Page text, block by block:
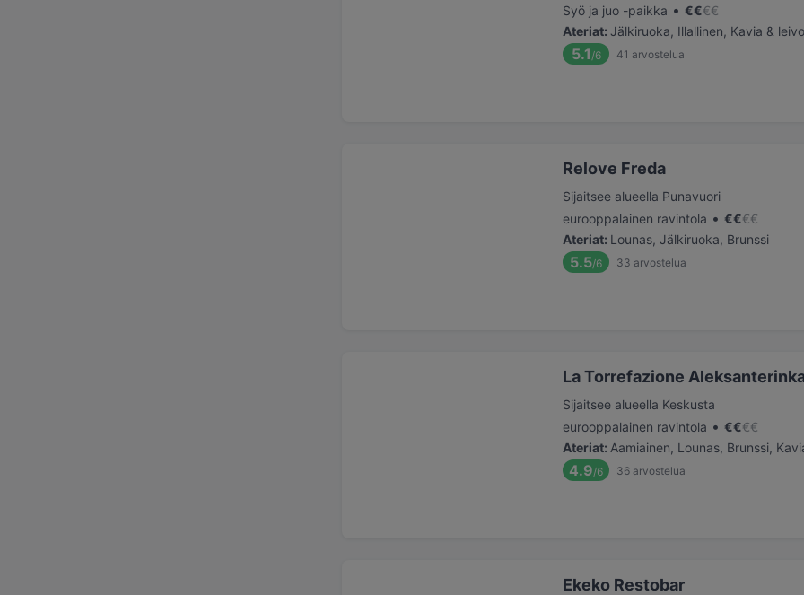
Syö ja juo -paikka • €€€€
Ateriat: Jälkiruoka, Illallinen, Kavia &
5.1 /6 41 arvostelua
Relove Freda
Sijaitsee alueella Punavuori
eurooppalainen ravintola • €€€€
Ateriat: Lounas, Jälkiruoka, Brunssi
5.5/6 33 arvostelua
La Torrefazione
Sijaitsee alueella Keskusta
eurooppalainen ravintola • €€€€
Ateriat: Aamiainen, Lounas, Brunssi,
4.9/6 36 arvostelua
Ekeko Restobar